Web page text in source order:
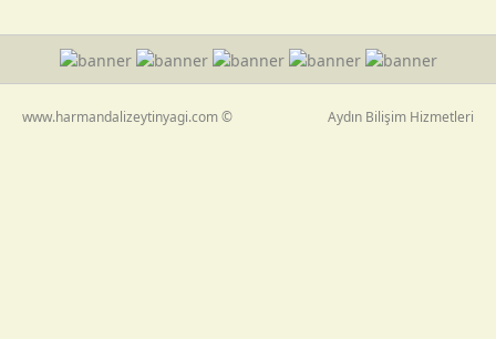
www.harmandalizeytinyagi.com © Aydın Bilişim Hizmetleri